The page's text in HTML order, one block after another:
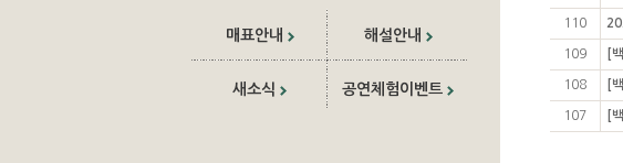
매표안내 해설안내
새소식 공연체험이벤트
110
109 [
108 [
107 [